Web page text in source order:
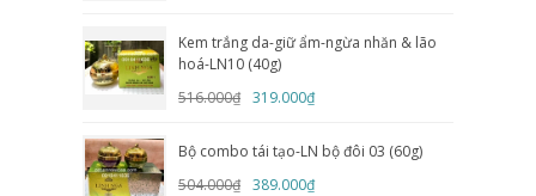
Kem trắng da-giữ ẩm-ngừa nhăn & lão
hoá-LN10 (40g)
516.000₫ 319.000₫
Bộ combo tái tạo-LN bộ đôi 03 (60g)
504.000₫ 389.000₫